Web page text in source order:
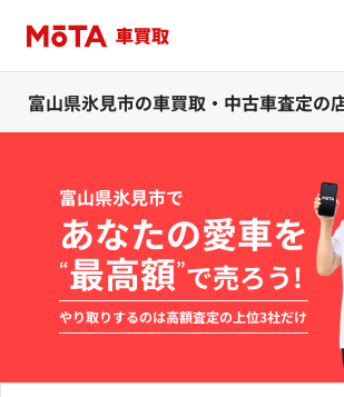
富山県氷見市の車買取・中古車査定の
富山県氷見市で
あなたの愛車を
“最高額”で売ろう!
やり取りするのは高額査定の上位3社だけ